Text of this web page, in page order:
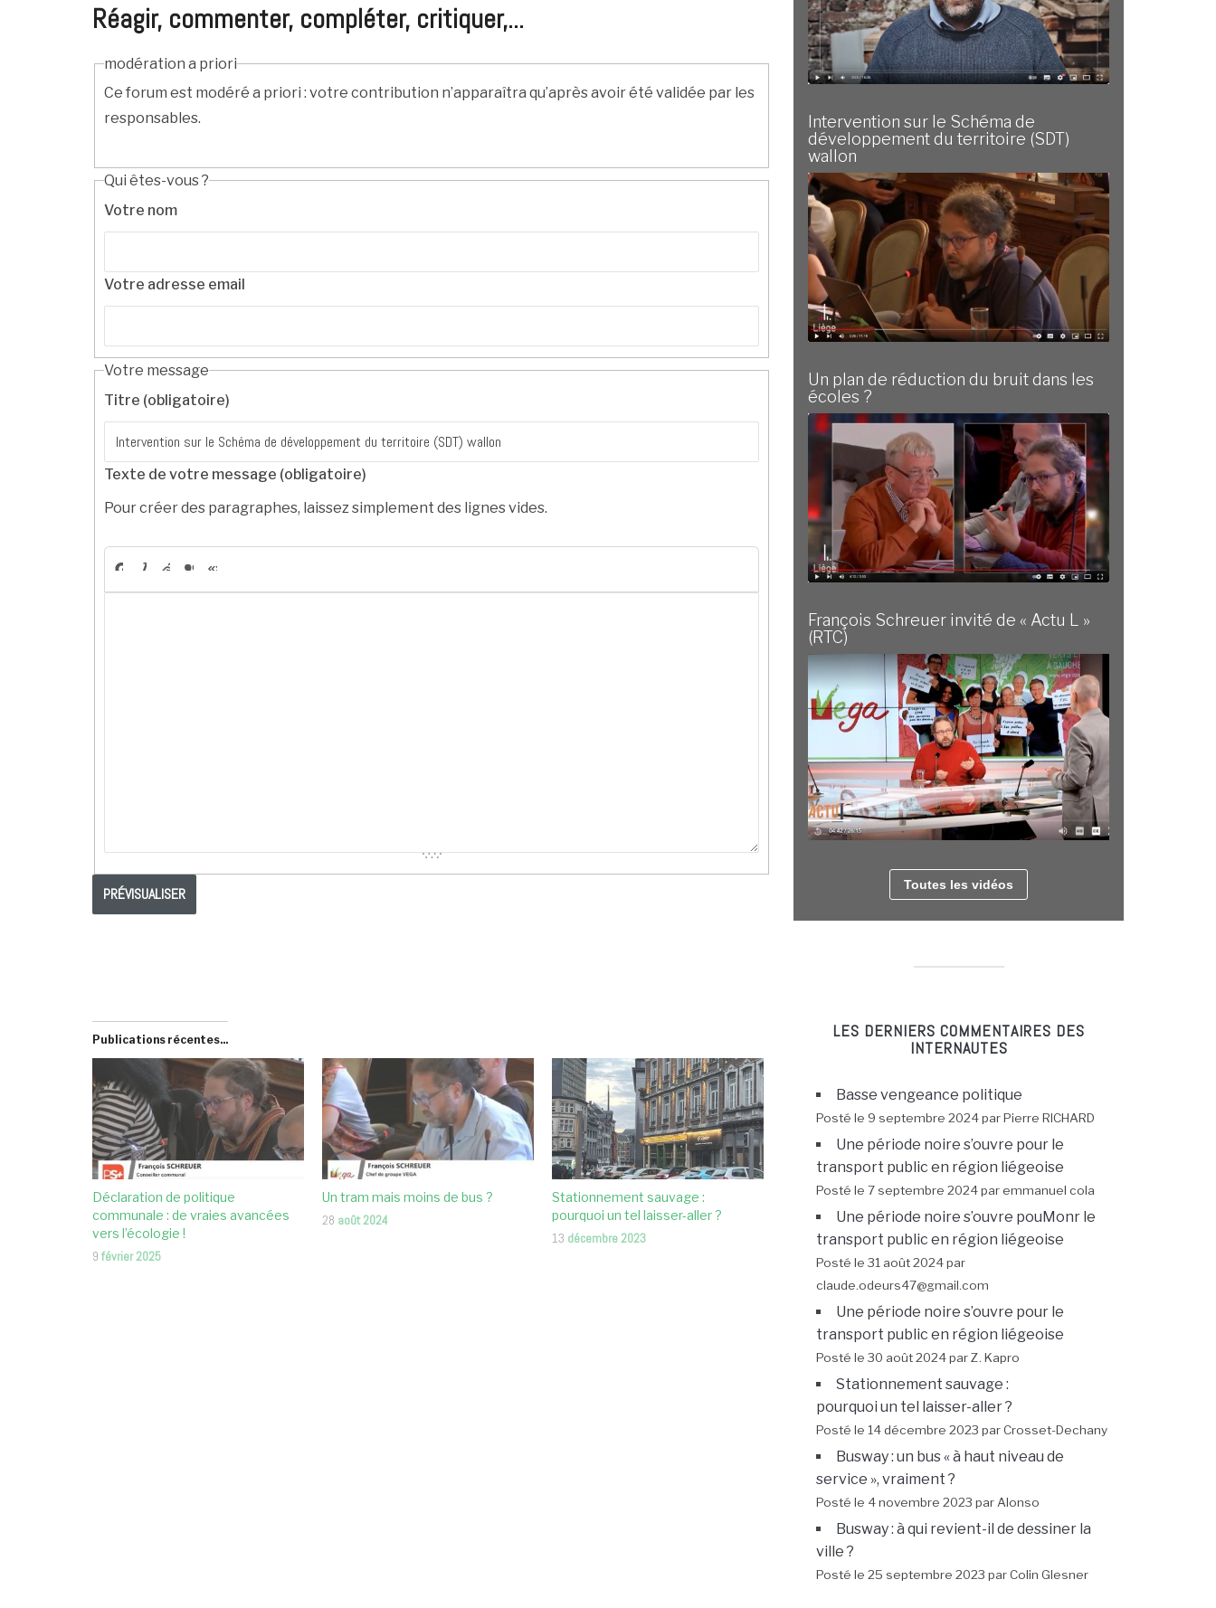
Réagir, commenter, compléter, critiquer,...
modération a priori
Ce forum est modéré a priori : votre contribution n’apparaîtra qu’après avoir été validée par les
responsables.
Qui êtes-vous ?
Votre nom
Votre adresse email
Votre message
Titre (obligatoire)
Texte de votre message (obligatoire)
Pour créer des paragraphes, laissez simplement des lignes vides.
Publications récentes...
Déclaration de politique
communale : de vraies avancées
vers l’écologie !
9 février 2025
Un tram mais moins de bus ?
28 août 2024
Stationnement sauvage :
pourquoi un tel laisser-aller ?
13 décembre 2023
Intervention sur le Schéma de
développement du territoire (SDT)
wallon
Un plan de réduction du bruit dans les
écoles ?
François Schreuer invité de « Actu L »
(RTC)
Toutes les vidéos
LES DERNIERS COMMENTAIRES DES
INTERNAUTES
Basse vengeance politique
Posté le 9 septembre 2024 par Pierre RICHARD
Une période noire s’ouvre pour le
transport public en région liégeoise
Posté le 7 septembre 2024 par emmanuel cola
Une période noire s’ouvre pouMonr le
transport public en région liégeoise
Posté le 31 août 2024 par
claude.odeurs47@gmail.com
Une période noire s’ouvre pour le
transport public en région liégeoise
Posté le 30 août 2024 par Z. Kapro
Stationnement sauvage :
pourquoi un tel laisser-aller ?
Posté le 14 décembre 2023 par Crosset-Dechany
Busway : un bus « à haut niveau de
service », vraiment ?
Posté le 4 novembre 2023 par Alonso
Busway : à qui revient-il de dessiner la
ville ?
Posté le 25 septembre 2023 par Colin Glesner